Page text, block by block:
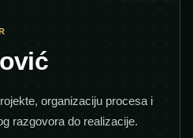
organizaciju procesa i
razgovora do realizacije.